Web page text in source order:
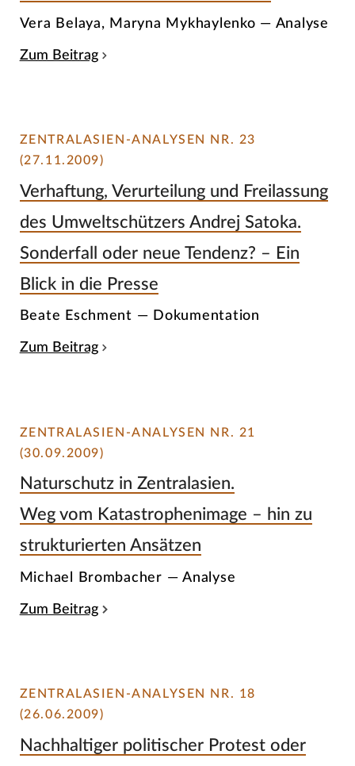
Vera Belaya, Maryna Mykhaylenko — Analyse
Zum Beitrag
ZENTRALASIEN-ANALYSEN NR. 23
(27.11.2009)
Verhaftung, Verurteilung und Freilassung
des Umweltschützers Andrej Satoka.
Sonderfall oder neue Tendenz? – Ein
Blick in die Presse
Beate Eschment — Dokumentation
Zum Beitrag
ZENTRALASIEN-ANALYSEN NR. 21
(30.09.2009)
Naturschutz in Zentralasien.
Weg vom Katastrophenimage – hin zu
strukturierten Ansätzen
Michael Brombacher — Analyse
Zum Beitrag
ZENTRALASIEN-ANALYSEN NR. 18
(26.06.2009)
Nachhaltiger politischer Protest oder